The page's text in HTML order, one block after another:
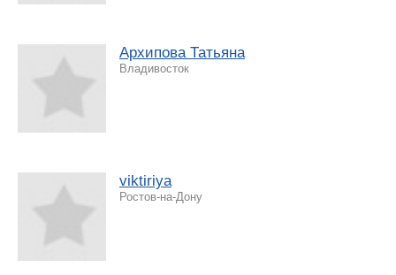
Архипова Татьяна
Владивосток
viktiriya
Ростов-на-Дону